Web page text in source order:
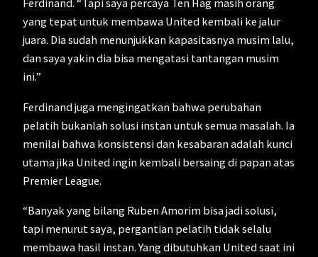
Ferdinand. “Tapi saya percaya Ten Hag masih orang
yang tepat untuk membawa United kembali ke jalur
juara. Dia sudah menunjukkan kapasitasnya musim lalu,
dan saya yakin dia bisa mengatasi tantangan musim
ini.”
Ferdinand juga mengingatkan bahwa perubahan
pelatih bukanlah solusi instan untuk semua masalah. Ia
menilai bahwa konsistensi dan kesabaran adalah kunci
utama jika United ingin kembali bersaing di papan atas
Premier League.
“Banyak yang bilang Ruben Amorim bisa jadi solusi,
tapi menurut saya, pergantian pelatih tidak selalu
membawa hasil instan. Yang dibutuhkan United saat ini